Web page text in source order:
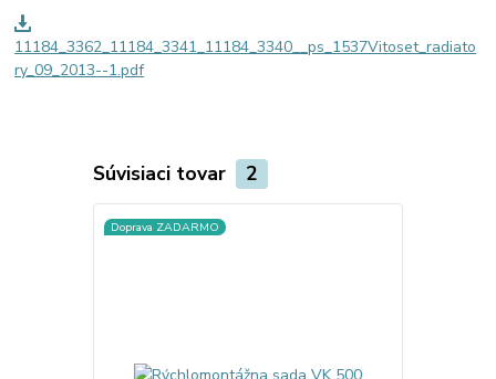
11184_3362_11184_3341_11184_3340__ps_1537Vitoset_radiato
ry_09_2013--1.pdf
Súvisiaci tovar 2
Doprava ZADARMO